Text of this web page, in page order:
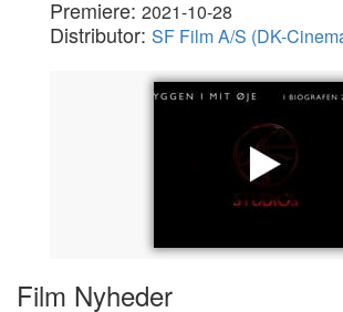
Premiere: 2021-10-28
Distributor: SF Film A/S (DK-
Film Nyheder